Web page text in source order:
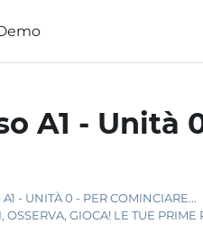
A1 - Unità
- UNITÀ 0 - PER COMINCIARE...
OSSERVA, GIOCA! LE TUE